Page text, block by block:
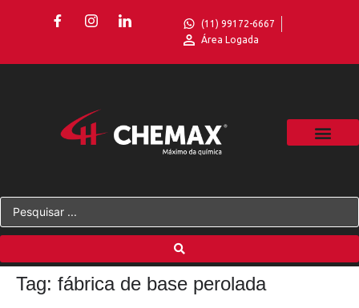
(11) 99172-6667
Área Logada
Tag: fábrica de base perolada